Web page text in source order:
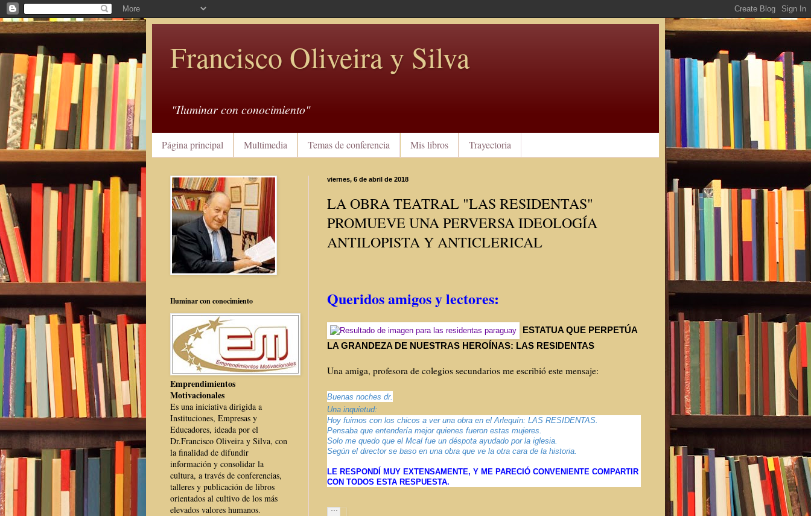
Francisco Oliveira y Silva
"Iluminar con conocimiento"
Página principal Multimedia Temas de conferencia Mis libros Trayectoria
viernes, 6 de abril de 2018
LA OBRA TEATRAL "LAS RESIDENTAS"
PROMUEVE UNA PERVERSA IDEOLOGÍA
ANTILOPISTA Y ANTICLERICAL
Queridos amigos y lectores:
ESTATUA QUE PERPETÚA
LA GRANDEZA DE NUESTRAS HEROÍNAS: LAS RESIDENTAS
Una amiga, profesora de colegios secundarios me escribió este mensaje:
Buenas noches dr.
Una inquietud:
Hoy fuimos con los chicos a ver una obra en el Arlequín: LAS RESIDENTAS.
Pensaba que entendería mejor quienes fueron estas mujeres.
Solo me quedo que el Mcal fue un déspota ayudado por la iglesia.
Según el director se baso en una obra que ve la otra cara de la historia.
LE RESPONDÍ MUY EXTENSAMENTE, Y ME PARECIÓ CONVENIENTE COMPARTIR
CON TODOS ESTA RESPUESTA.
Iluminar con conocimiento
Emprendimientos
Motivacionales
Es una iniciativa dirigida a
Instituciones, Empresas y
Educadores, ideada por el
Dr.Francisco Oliveira y Silva, con
la finalidad de difundir
información y consolidar la
cultura, a través de conferencias,
talleres y publicación de libros
orientados al cultivo de los más
elevados valores humanos.